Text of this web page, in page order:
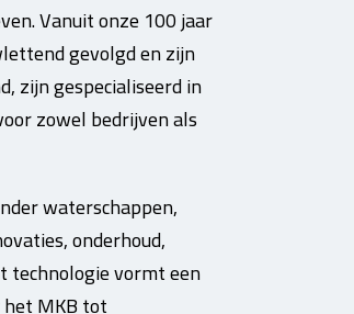
Vanuit onze 100 jaar
gevolgd en zijn
zijn gespecialiseerd in
zowel bedrijven als
waterschappen,
onderhoud,
technologie vormt een
MKB tot